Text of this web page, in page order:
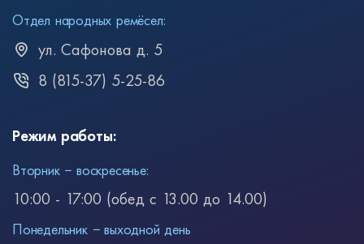
Отдел народных ремёсел:
ул. Сафонова д. 5
8 (815-37) 5-25-86
Режим работы:
Вторник − воскресенье:
10:00 - 17:00 (обед с 13.00 до 14.00)
Понедельник − выходной день